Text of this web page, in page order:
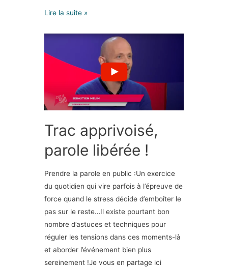
Lire la suite »
Trac apprivoisé,
parole libérée !
Prendre la parole en public :Un exercice
du quotidien qui vire parfois à l’épreuve de
force quand le stress décide d’emboîter le
pas sur le reste…Il existe pourtant bon
nombre d’astuces et techniques pour
réguler les tensions dans ces moments-là
et aborder l’événement bien plus
sereinement !Je vous en partage ici